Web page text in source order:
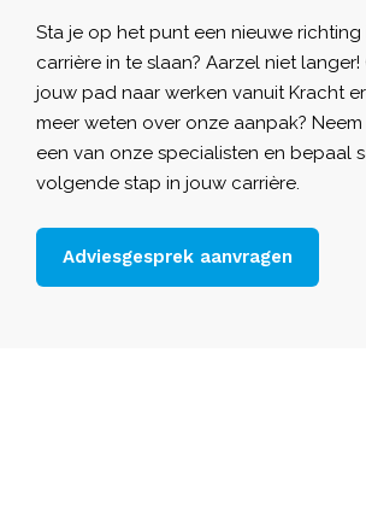
Sta je op het punt een nieuwe
carrière in te slaan? Aarzel niet
jouw pad naar werken vanuit Kracht
meer weten over onze aanpak?
een van onze specialisten en bepaal
volgende stap in jouw carrière.
Adviesgesprek aanvragen